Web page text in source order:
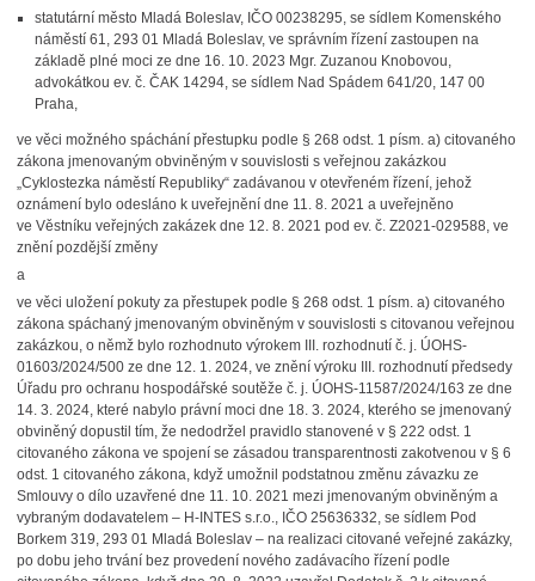
statutární město Mladá Boleslav, IČO 00238295, se sídlem Komenského
náměstí 61, 293 01 Mladá Boleslav, ve správním řízení zastoupen na
základě plné moci ze dne 16. 10. 2023 Mgr. Zuzanou Knobovou,
advokátkou ev. č. ČAK 14294, se sídlem Nad Spádem 641/20, 147 00
Praha,
ve věci možného spáchání přestupku podle § 268 odst. 1 písm. a) citovaného
zákona jmenovaným obviněným v souvislosti s veřejnou zakázkou
„Cyklostezka náměstí Republiky“ zadávanou v otevřeném řízení, jehož
oznámení bylo odesláno k uveřejnění dne 11. 8. 2021 a uveřejněno
ve Věstníku veřejných zakázek dne 12. 8. 2021 pod ev. č. Z2021-029588, ve
znění pozdější změny
a
ve věci uložení pokuty za přestupek podle § 268 odst. 1 písm. a) citovaného
zákona spáchaný jmenovaným obviněným v souvislosti s citovanou veřejnou
zakázkou, o němž bylo rozhodnuto výrokem III. rozhodnutí č. j. ÚOHS-
01603/2024/500 ze dne 12. 1. 2024, ve znění výroku III. rozhodnutí předsedy
Úřadu pro ochranu hospodářské soutěže č. j. ÚOHS-11587/2024/163 ze dne
14. 3. 2024, které nabylo právní moci dne 18. 3. 2024, kterého se jmenovaný
obviněný dopustil tím, že nedodržel pravidlo stanovené v § 222 odst. 1
citovaného zákona ve spojení se zásadou transparentnosti zakotvenou v § 6
odst. 1 citovaného zákona, když umožnil podstatnou změnu závazku ze
Smlouvy o dílo uzavřené dne 11. 10. 2021 mezi jmenovaným obviněným a
vybraným dodavatelem – H-INTES s.r.o., IČO 25636332, se sídlem Pod
Borkem 319, 293 01 Mladá Boleslav – na realizaci citované veřejné zakázky,
po dobu jeho trvání bez provedení nového zadávacího řízení podle